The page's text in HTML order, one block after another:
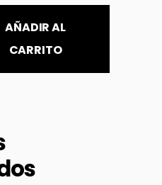
tu muñeco vudú / Odio
AÑADIR AL
CARRITO